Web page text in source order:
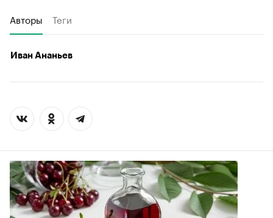
Авторы Теги
Иван Ананьев